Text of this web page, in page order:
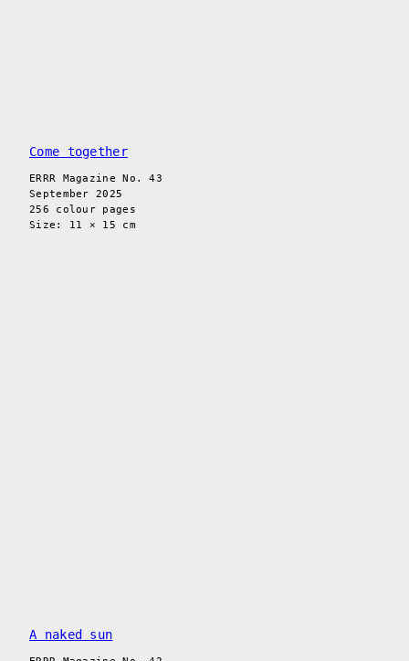
Come together
ERRR Magazine No. 43
September 2025
256 colour pages
Size: 11 × 15 cm
A naked sun